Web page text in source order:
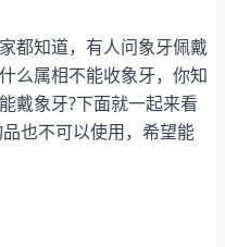
都知道，有人问象牙佩戴
么属相不能收象牙，你知
戴象牙?下面就一起来看
也不可以使用，希望能